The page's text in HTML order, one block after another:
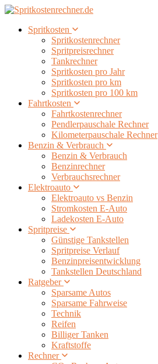
Spritkosten
Spritkostenrechner
Spritpreisrechner
Tankrechner
Spritkosten pro Jahr
Spritkosten pro km
Spritkosten pro 100 km
Fahrtkosten
Fahrtkostenrechner
Pendlerpauschale Rechner
Kilometerpauschale Rechner
Benzin & Verbrauch
Benzin & Verbrauch
Benzinrechner
Verbrauchsrechner
Elektroauto
Elektroauto vs Benzin
Stromkosten E-Auto
Ladekosten E-Auto
Spritpreise
Günstige Tankstellen
Spritpreise Verlauf
Benzinpreisentwicklung
Tankstellen Deutschland
Ratgeber
Sparsame Autos
Sparsame Fahrweise
Technik
Reifen
Billiger Tanken
Kraftstoffe
Rechner